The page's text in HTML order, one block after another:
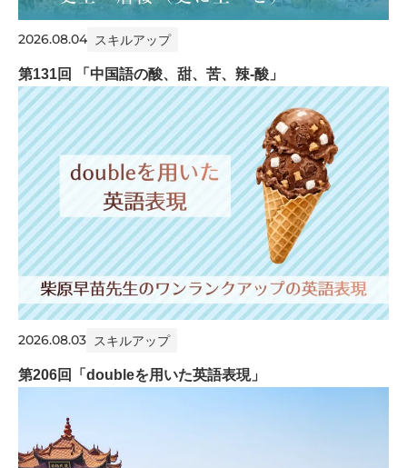
2026.08.04 スキルアップ
第131回 「中国語の酸、甜、苦、辣-酸」
2026.08.03 スキルアップ
第206回「doubleを用いた英語表現」